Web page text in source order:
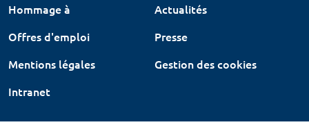
Hommage à
Actualités
Offres d'emploi
Presse
Mentions légales
Gestion des cookies
Intranet